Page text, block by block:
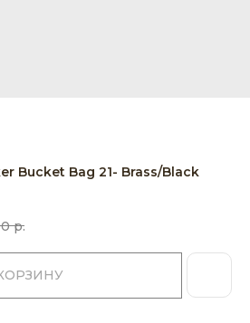
Bucket Bag 21- Brass/Black
р.